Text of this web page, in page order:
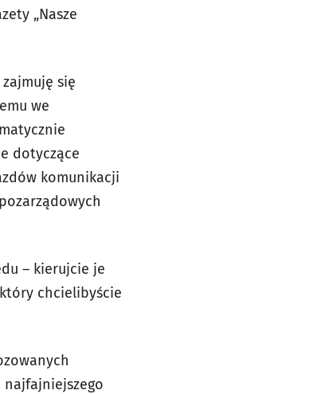
„Nasze
się
we
dotyczące
komunikacji
– kierujcie je
chcielibyście
najfajniejszego